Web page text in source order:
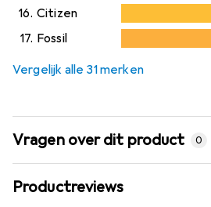
16. Citizen
17. Fossil
Vergelijk alle 31 merken
Vragen over dit product 0
Productreviews